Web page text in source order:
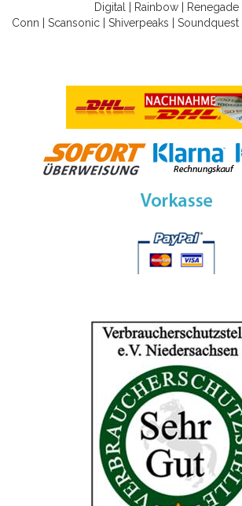
Digital
Rainbow| Renegade|
Conn
Scansonic Shiverpeaks Soundquest